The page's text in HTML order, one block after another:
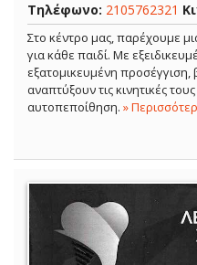
Τηλέφωνο: 2105762321
Στο κέντρο μας, παρέχουμε
για κάθε παιδί. Με
εξατομικευμένη προσέγγιση,
αναπτύξουν τις κινητικές
αυτοπεποίθηση. »